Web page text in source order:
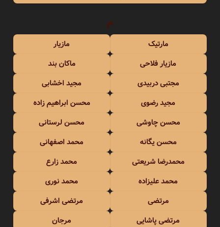
م
مارتیک
مازیار
مازیار فلاحی
ماکان بند
مجتبی دربیدی
مجید اخشابی
مجید رضوی
محسن ابراهیم زاده
محسن چاوشی
محسن لرستانی
محسن یگانه
محمد اصفهانی
محمدرضا شریعتی
محمد زارع
محمد علیزاده
محمد نوری
مرتضی
مرتضی اشرفی
مرتضی پاشایی
مرجان